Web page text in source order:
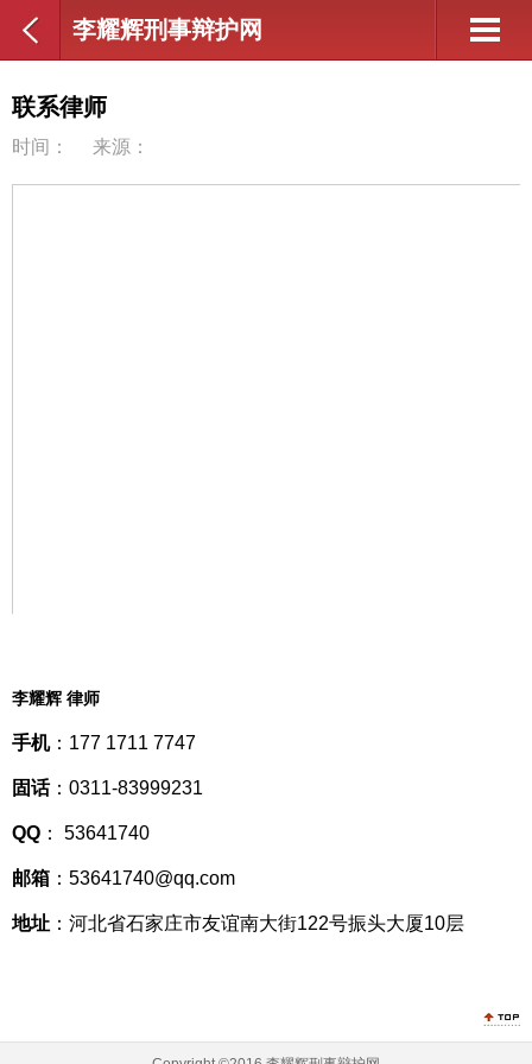
李耀辉刑事辩护网
联系律师
时间： 来源：
李耀辉 律师
手机：177 1711 7747
固话：0311-83999231
QQ ： 53641740
邮箱 ：53641740@qq.com
地址 ：河北省石家庄市友谊南大街122号振头大厦10层